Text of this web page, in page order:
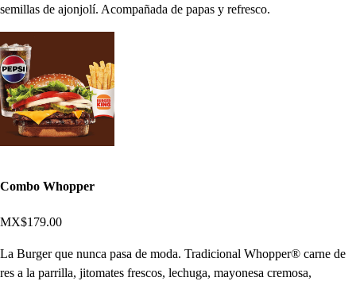
semillas de ajonjolí. Acompañada de papas y refresco.
Combo Whopper
MX$179.00
La Burger que nunca pasa de moda. Tradicional Whopper® carne de
res a la parrilla, jitomates frescos, lechuga, mayonesa cremosa,